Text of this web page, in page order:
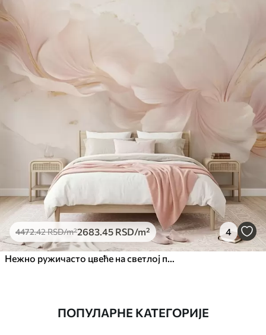
4472.42RSD/m²2683 .45 RSD/m² 4
ПОПУЛАРНЕ КАТЕГОРИЈЕ